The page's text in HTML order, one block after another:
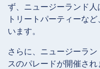
ず、ニュージーランド
トリートパーティーな
います。
さらに、ニュージーラ
スのパレードが開催さ